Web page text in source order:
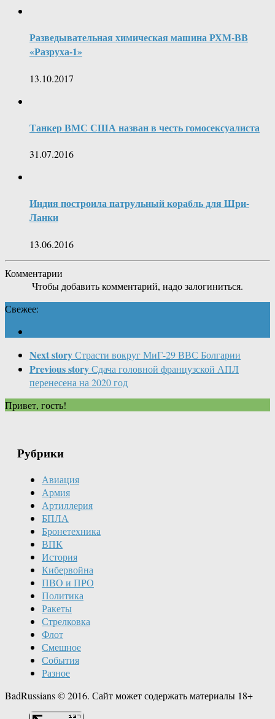
Разведывательная химическая машина РХМ-ВВ
«Разруха-1»
13.10.2017
Танкер ВМС США назван в честь гомосексуалиста
31.07.2016
Индия построила патрульный корабль для Шри-
Ланки
13.06.2016
Комментарии
Чтобы добавить комментарий, надо залогиниться.
Свежее:
Next storyСтрасти вокруг МиГ-29 ВВС Болгарии
Previous storyСдача головной французской АПЛ
перенесена на 2020 год
Привет, гость!
Рубрики
Авиация
Армия
Артиллерия
БПЛА
Бронетехника
ВПК
История
Кибервойна
ПВО и ПРО
Политика
Ракеты
Стрелковка
Флот
Смешное
События
Разное
BadRussians © 2016. Сайт может содержать материалы 18+